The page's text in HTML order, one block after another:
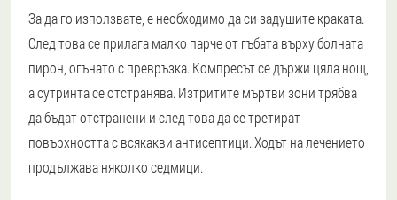
За да го използвате, е необходимо да си задушите краката.
След това се прилага малко парче от гъбата върху болната
пирон, огънато с превръзка. Компресът се държи цяла нощ,
а сутринта се отстранява. Изтритите мъртви зони трябва
да бъдат отстранени и след това да се третират
повърхността с всякакви антисептици. Ходът на лечението
продължава няколко седмици.